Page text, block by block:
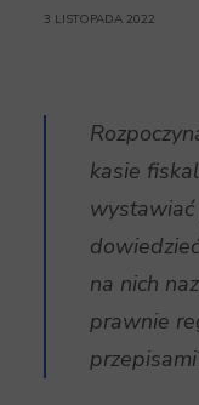
3 LISTOPADA 2022
kasie
wystawiać
na nich
prawnie